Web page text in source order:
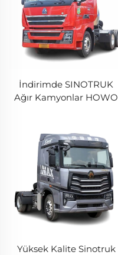
İndirimde SINOTRUK
Ağır Kamyonlar HOWO
Telaş İçin
Yüksek Kalite Sinotruk